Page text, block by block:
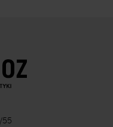
55